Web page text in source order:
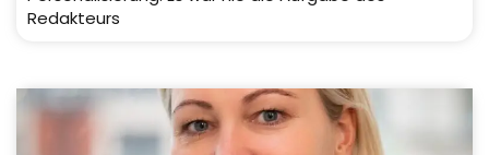
Redakteurs